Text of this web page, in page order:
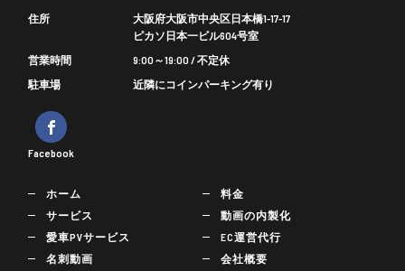
住所
大阪府大阪市中央区日本橋1-17-17
ピカソ日本一ビル604号室
営業時間
9:00～19:00 / 不定休
駐車場
近隣にコインパーキング有り
Facebook
ホーム
サービス
愛車PVサービス
名刺動画
料金
動画の内製化
EC運営代行
会社概要